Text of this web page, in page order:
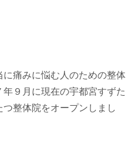
痛みに悩む人のための整体
９月に現在の宇都宮すずた
整体院をオープンしまし